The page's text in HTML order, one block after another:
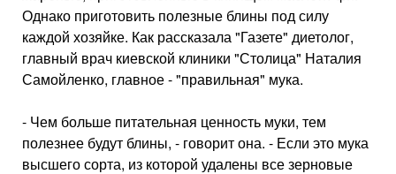
Однако приготовить полезные блины под силу
каждой хозяйке. Как рассказала "Газете" диетолог,
главный врач киевской клиники "Столица" Наталия
Самойленко, главное - "правильная" мука.
- Чем больше питательная ценность муки, тем
полезнее будут блины, - говорит она. - Если это мука
высшего сорта, из которой удалены все зерновые